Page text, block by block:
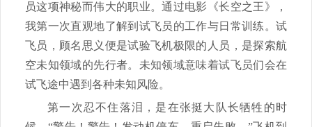
员这项神秘而伟大的职业。通过电影《长空之王》，
我第一次直观地了解到试飞员的工作与日常训练。试
飞员，顾名思义便是试验飞机极限的人员，是探索航
空未知领域的先行者。未知领域意味着试飞员们会在
试飞途中遇到各种未知风险。
第一次忍不住落泪，是在张挺大队长牺牲的时